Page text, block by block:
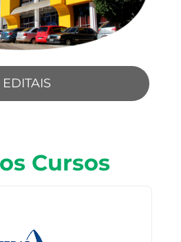
EDITAIS
Cursos